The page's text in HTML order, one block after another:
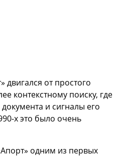
двигался от простого
контекстному поиску, где
и сигналы его
х это было очень
одним из первых